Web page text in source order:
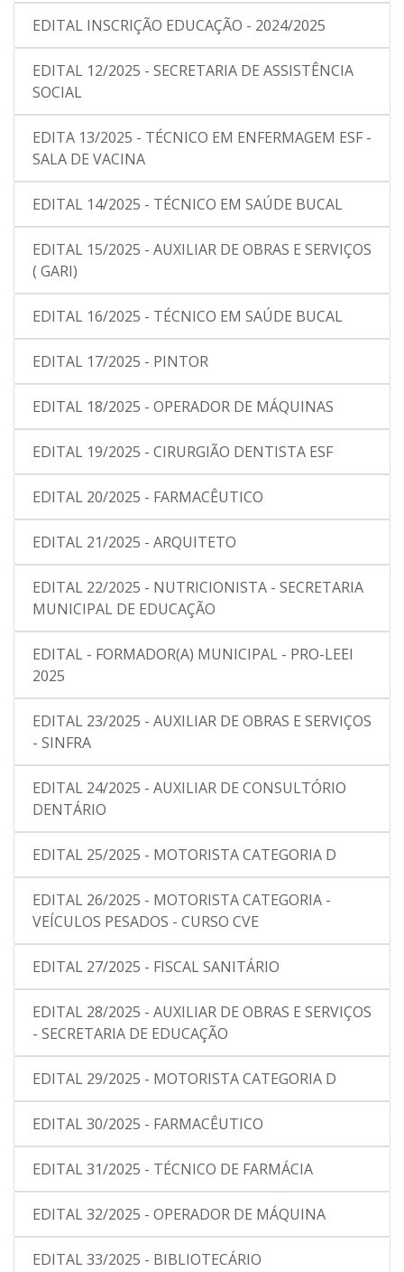
EDITAL INSCRIÇÃO EDUCAÇÃO - 2024/2025
EDITAL 12/2025 - SECRETARIA DE ASSISTÊNCIA
SOCIAL
EDITA 13/2025 - TÉCNICO EM ENFERMAGEM ESF -
SALA DE VACINA
EDITAL 14/2025 - TÉCNICO EM SAÚDE BUCAL
EDITAL 15/2025 - AUXILIAR DE OBRAS E SERVIÇOS
( GARI)
EDITAL 16/2025 - TÉCNICO EM SAÚDE BUCAL
EDITAL 17/2025 - PINTOR
EDITAL 18/2025 - OPERADOR DE MÁQUINAS
EDITAL 19/2025 - CIRURGIÃO DENTISTA ESF
EDITAL 20/2025 - FARMACÊUTICO
EDITAL 21/2025 - ARQUITETO
EDITAL 22/2025 - NUTRICIONISTA - SECRETARIA
MUNICIPAL DE EDUCAÇÃO
EDITAL - FORMADOR(A) MUNICIPAL - PRO-LEEI
2025
EDITAL 23/2025 - AUXILIAR DE OBRAS E SERVIÇOS
- SINFRA
EDITAL 24/2025 - AUXILIAR DE CONSULTÓRIO
DENTÁRIO
EDITAL 25/2025 - MOTORISTA CATEGORIA D
EDITAL 26/2025 - MOTORISTA CATEGORIA -
VEÍCULOS PESADOS - CURSO CVE
EDITAL 27/2025 - FISCAL SANITÁRIO
EDITAL 28/2025 - AUXILIAR DE OBRAS E SERVIÇOS
- SECRETARIA DE EDUCAÇÃO
EDITAL 29/2025 - MOTORISTA CATEGORIA D
EDITAL 30/2025 - FARMACÊUTICO
EDITAL 31/2025 - TÉCNICO DE FARMÁCIA
EDITAL 32/2025 - OPERADOR DE MÁQUINA
EDITAL 33/2025 - BIBLIOTECÁRIO